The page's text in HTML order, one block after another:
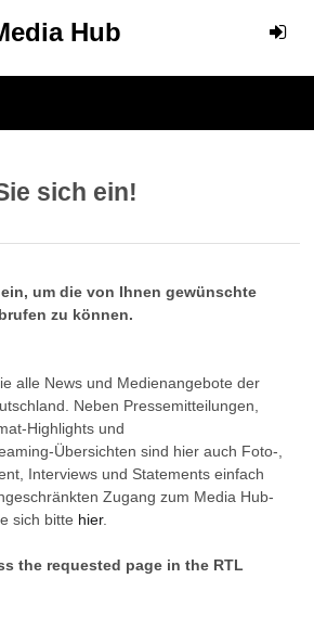
Hub
sich ein!
um die von Ihnen gewünschte
zu können.
alle News und Medienangebote der
Neben Pressemitteilungen,
Highlights und
Übersichten sind hier auch Foto-,
Interviews und Statements einfach
Zugang zum Media Hub-
sich bitte hier.
the requested page in the RTL